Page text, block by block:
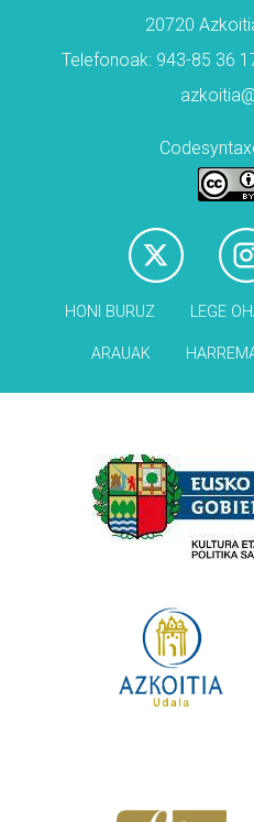
20720
Telefonoak: 943-85 36
HONI BURUZ LEGE
ARAUAK